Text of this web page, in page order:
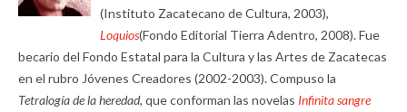
(Instituto Zacatecano de Cultura, 2003),
Loquios(Fondo Editorial Tierra Adentro, 2008). Fue
becario del Fondo Estatal para la Cultura y las Artes de Zacatecas
en el rubro Jóvenes Creadores (2002-2003). Compuso la
Tetralogía de la heredad, que conforman las novelas Infinita sangre